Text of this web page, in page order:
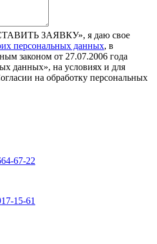
ЗАЯВКУ», я даю свое
персональных данных, в
законом от 27.07.2006 года
данных», на условиях и для
на обработку персональных
67-22
15-61